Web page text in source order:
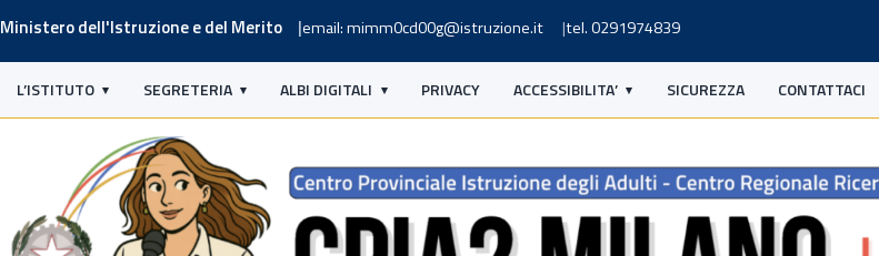
Ministero dell'Istruzione e del Merito email: mimm0cd00g@istruzione.it tel. 0291974839
L’ISTITUTO SEGRETERIA ALBI DIGITALI PRIVACY ACCESSIBILITA’ SICUREZZA CONTATTACI